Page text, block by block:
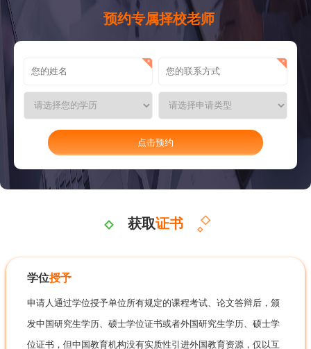
预约专属择校老师
获取证书
学位授予
申请人通过学位授予单位所有规定的课程考试、论文答辩后，颁
发中国研究生学历、硕士学位证书或者外国研究生学历、硕士学
位证书，但中国教育机构没有实质性引进外国教育资源，仅以互